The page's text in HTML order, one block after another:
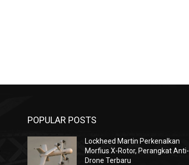
POPULAR POSTS
Lockheed Martin Perkenalkan
Morfius X-Rotor, Perangkat Anti-
Drone Terbaru